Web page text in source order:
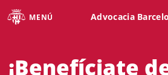
MENÚ Advocacia
¡Benefíciate